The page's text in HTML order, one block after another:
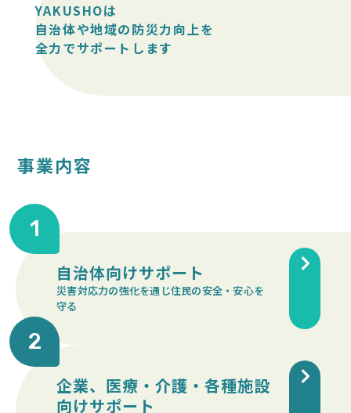
YAKUSHOは
自治体や地域の防災力向上を
全力でサポートします
事業内容
自治体向けサポート
災害対応力の強化を通じ住民の安全・安心を
守る
1
企業、医療・介護・各種施設
向けサポート
2